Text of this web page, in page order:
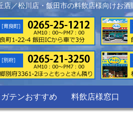
／松川店・飯田市の料飲店様向けお酒
ガテンおすすめ 料飲店様窓口